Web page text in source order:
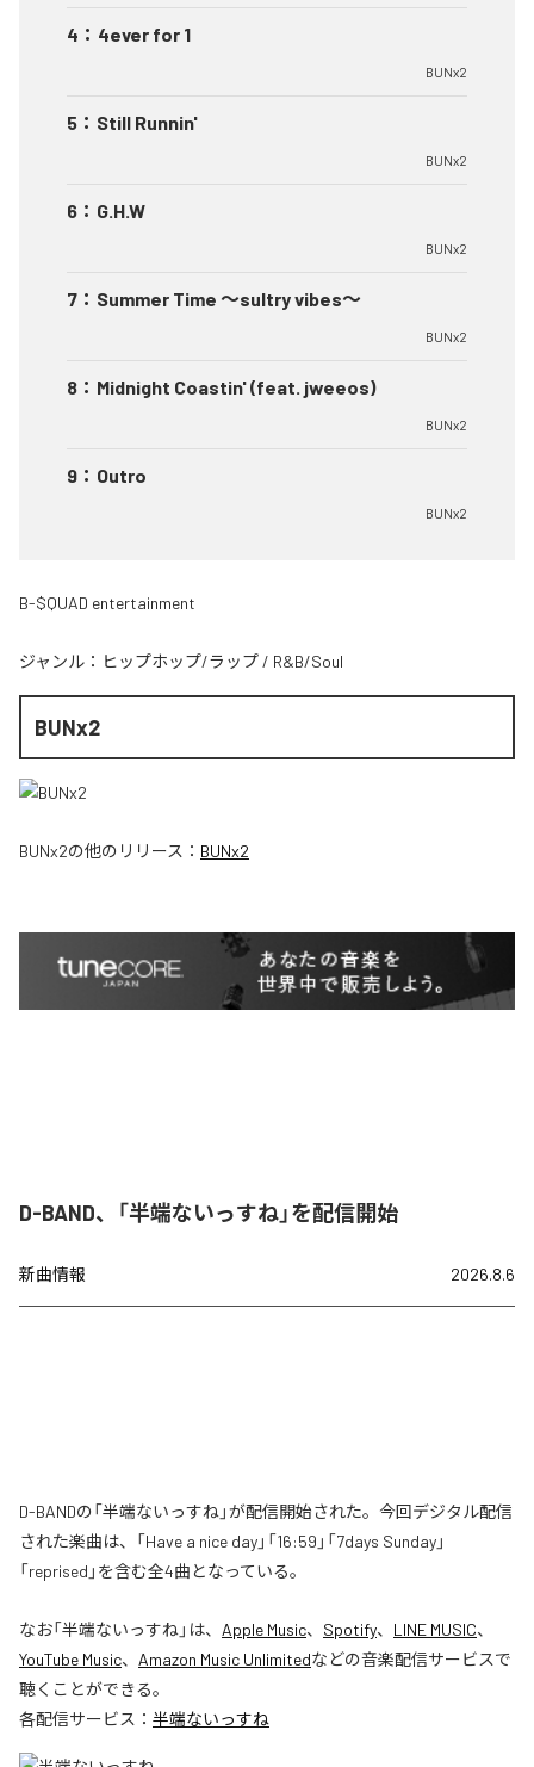
4 ： 4ever for 1
BUNx2
5 ： Still Runnin'
BUNx2
6 ： G.H.W
BUNx2
7 ： Summer Time 〜sultry vibes〜
BUNx2
8 ： Midnight Coastin' (feat. jweeos)
BUNx2
9 ： Outro
BUNx2
B-$QUAD entertainment
ジャンル： ヒップホップ/ラップ / R&B/Soul
BUNx2
BUNx2の他のリリース： BUNx2
D-BAND、「半端ないっすね」を配信開始
新曲情報 2026.8.6
D-BANDの「半端ないっすね」が配信開始された。今回デジタル配信
された楽曲は、「Have a nice day」「16:59」「7days Sunday」
「reprised」を含む全4曲となっている。
なお「半端ないっすね」は、 Apple Music、 Spotify、 LINE MUSIC、
YouTube Music、 Amazon Music Unlimitedなどの音楽配信サービスで
聴くことができる。
各配信サービス： 半端ないっすね